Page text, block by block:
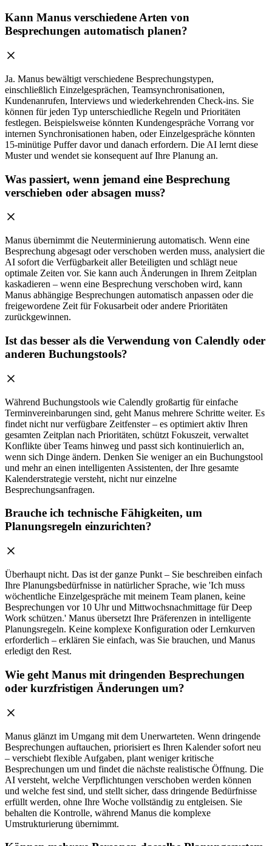
Kann Manus verschiedene Arten von
Besprechungen automatisch planen?
Ja. Manus bewältigt verschiedene Besprechungstypen,
einschließlich Einzelgesprächen, Teamsynchronisationen,
Kundenanrufen, Interviews und wiederkehrenden Check-ins. Sie
können für jeden Typ unterschiedliche Regeln und Prioritäten
festlegen. Beispielsweise könnten Kundengespräche Vorrang vor
internen Synchronisationen haben, oder Einzelgespräche könnten
15-minütige Puffer davor und danach erfordern. Die AI lernt diese
Muster und wendet sie konsequent auf Ihre Planung an.
Was passiert, wenn jemand eine Besprechung
verschieben oder absagen muss?
Manus übernimmt die Neuterminierung automatisch. Wenn eine
Besprechung abgesagt oder verschoben werden muss, analysiert die
AI sofort die Verfügbarkeit aller Beteiligten und schlägt neue
optimale Zeiten vor. Sie kann auch Änderungen in Ihrem Zeitplan
kaskadieren – wenn eine Besprechung verschoben wird, kann
Manus abhängige Besprechungen automatisch anpassen oder die
freigewordene Zeit für Fokusarbeit oder andere Prioritäten
zurückgewinnen.
Ist das besser als die Verwendung von Calendly oder
anderen Buchungstools?
Während Buchungstools wie Calendly großartig für einfache
Terminvereinbarungen sind, geht Manus mehrere Schritte weiter. Es
findet nicht nur verfügbare Zeitfenster – es optimiert aktiv Ihren
gesamten Zeitplan nach Prioritäten, schützt Fokuszeit, verwaltet
Konflikte über Teams hinweg und passt sich kontinuierlich an,
wenn sich Dinge ändern. Denken Sie weniger an ein Buchungstool
und mehr an einen intelligenten Assistenten, der Ihre gesamte
Kalenderstrategie versteht, nicht nur einzelne
Besprechungsanfragen.
Brauche ich technische Fähigkeiten, um
Planungsregeln einzurichten?
Überhaupt nicht. Das ist der ganze Punkt – Sie beschreiben einfach
Ihre Planungsbedürfnisse in natürlicher Sprache, wie 'Ich muss
wöchentliche Einzelgespräche mit meinem Team planen, keine
Besprechungen vor 10 Uhr und Mittwochsnachmittage für Deep
Work schützen.' Manus übersetzt Ihre Präferenzen in intelligente
Planungsregeln. Keine komplexe Konfiguration oder Lernkurven
erforderlich – erklären Sie einfach, was Sie brauchen, und Manus
erledigt den Rest.
Wie geht Manus mit dringenden Besprechungen
oder kurzfristigen Änderungen um?
Manus glänzt im Umgang mit dem Unerwarteten. Wenn dringende
Besprechungen auftauchen, priorisiert es Ihren Kalender sofort neu
– verschiebt flexible Aufgaben, plant weniger kritische
Besprechungen um und findet die nächste realistische Öffnung. Die
AI versteht, welche Verpflichtungen verschoben werden können
und welche fest sind, und stellt sicher, dass dringende Bedürfnisse
erfüllt werden, ohne Ihre Woche vollständig zu entgleisen. Sie
behalten die Kontrolle, während Manus die komplexe
Umstrukturierung übernimmt.